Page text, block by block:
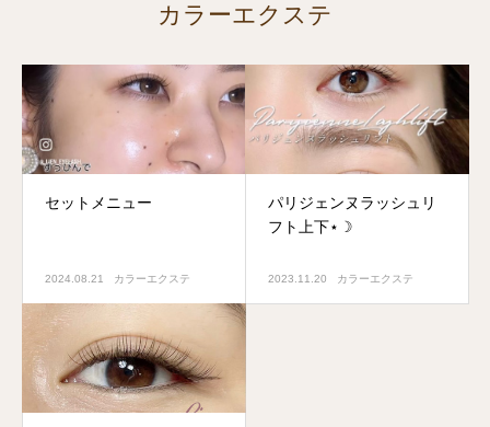
カラーエクステ
セットメニュー
2024.08.21 カラーエクステ
パリジェンヌラッシュリ
フト上下⋆☽
2023.11.20 カラーエクステ